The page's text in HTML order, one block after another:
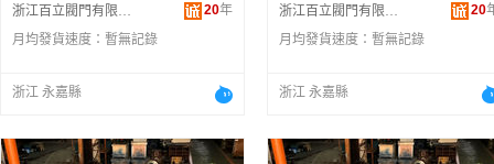
浙江百立閥門有限公司
20年
月均發貨速度： 暫無記錄
浙江 永嘉縣
浙江百立閥門有限公司
20
月均發貨速度： 暫無記錄
浙江 永嘉縣